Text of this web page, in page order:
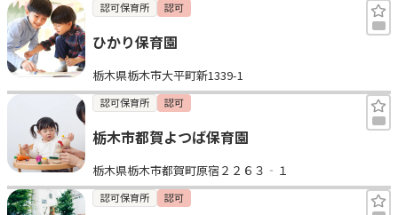
認可保育所 認可
ひかり保育園
栃木県栃木市大平町新1339-1
認可保育所 認可
栃木市都賀よつば保育園
栃木県栃木市都賀町原宿２２６３‐１
認可保育所 認可